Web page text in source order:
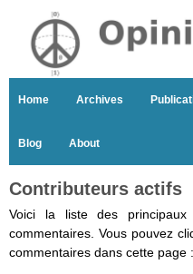
Home Archives
Blog About
Contributeurs actifs
Voici la liste des
commentaires. Vous pouvez
commentaires dans cette page :